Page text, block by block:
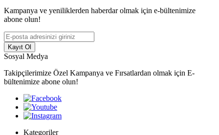
Kampanya ve yeniliklerden haberdar olmak için e-bültenimize
abone olun!
Kayıt Ol
Sosyal Medya
Takipçilerimize Özel Kampanya ve Fırsatlardan olmak için E-
bültenimize abone olun!
Kategoriler